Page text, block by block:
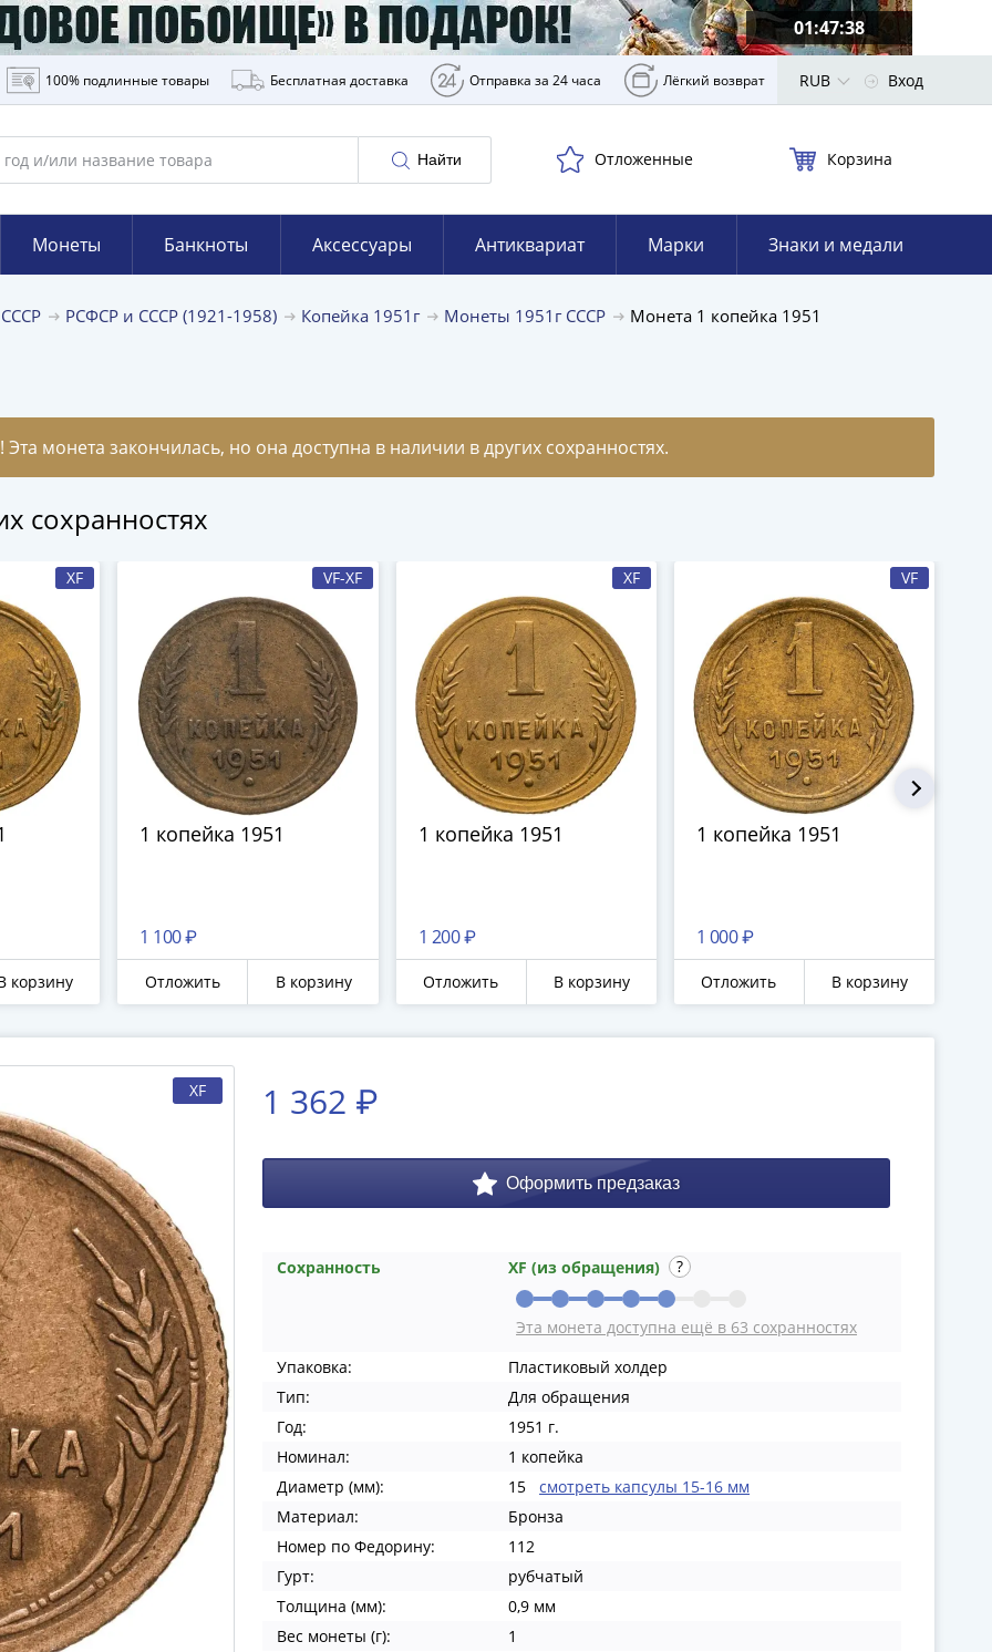
01:47:36
100% подлинные товары Бесплатная доставка Отправка за 24 часа Лёгкий возврат RUB Вход
Найти Отложенные Корзина
Монеты Банкноты Аксессуары Антиквариат Марки Знаки и медали
РСФСР и СССР (1921-1958) Копейка 1951г Монеты 1951г СССР Монета 1 копейка 1951
сохранностях
XF
корзину
VF-XF
1 копейка 1951
1 100 ₽
Отложить В корзину
XF
1 копейка 1951
1 200 ₽
Отложить В корзину
VF
1 копейка 1951
1 000 ₽
Отложить В корзину
XF 1 362 ₽
Сохранность XF (из обращения)
Эта монета доступна ещё в 63 сохранностях
Упаковка:
Пластиковый холдер
Тип:
Для обращения
Год:
1951 г.
Номинал:
1 копейка
Диаметр (мм):
15
смотреть капсулы 15-16 мм
Материал:
Бронза
Номер по Федорину:
112
Гурт:
рубчатый
Толщина (мм):
0,9 мм
Вес монеты (г):
1